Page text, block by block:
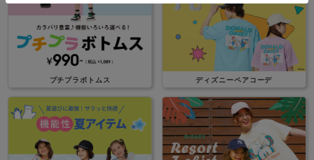
プチプラボトムス ディズニーペアコーデ